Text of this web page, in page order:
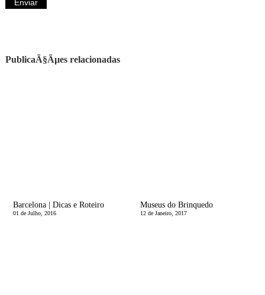
PublicaÃ§Ãµes relacionadas
Barcelona | Dicas e Roteiro
01 de Julho, 2016
Museus do Brinquedo
12 de Janeiro, 2017